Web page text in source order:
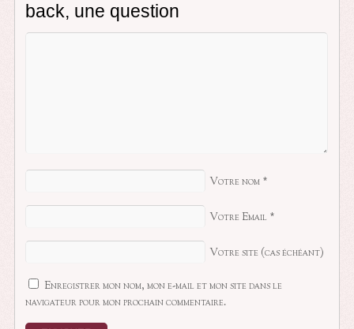
back, une question
Votre nom *
Votre Email *
Votre site (cas échéant)
Enregistrer mon nom, mon e-mail et mon site dans le
navigateur pour mon prochain commentaire.